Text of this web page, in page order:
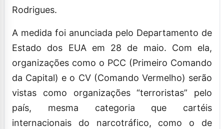
Rodrigues.
A medida foi anunciada pelo Departamento de
Estado dos EUA em 28 de maio. Com ela,
organizações como o PCC (Primeiro Comando
da Capital) e o CV (Comando Vermelho) serão
vistas como organizações “terroristas” pelo
país, mesma categoria que cartéis
internacionais do narcotráfico, como o de